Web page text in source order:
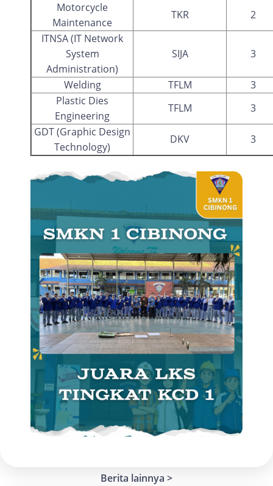
Motorcycle
Maintenance
TKR
2
ITNSA (IT Network
System
Administration)
SIJA 3
Welding TFLM
3
Plastic Dies
Engineering
TFLM
3
GDT (Graphic Design
Technology)
DKV 3
Berita lainnya >